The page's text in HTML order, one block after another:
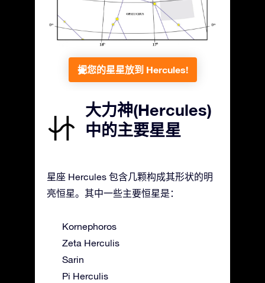
把您的星星放到 Hercules!
大力神(Hercules)
中的主要星星
星座 Hercules 包含几颗构成其形状的明
亮恒星。其中一些主要恒星是：
Kornephoros
Zeta Herculis
Sarin
Pi Herculis